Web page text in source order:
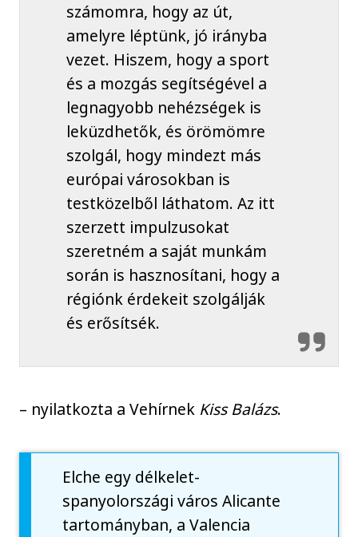
számomra, hogy az út,
amelyre léptünk, jó irányba
vezet. Hiszem, hogy a sport
és a mozgás segítségével a
legnagyobb nehézségek is
leküzdhetők, és örömömre
szolgál, hogy mindezt más
európai városokban is
testközelből láthatom. Az itt
szerzett impulzusokat
szeretném a saját munkám
során is hasznosítani, hogy a
régiónk érdekeit szolgálják
és erősítsék.
– nyilatkozta a Vehírnek Kiss Balázs.
Elche egy délkelet-
spanyolországi város Alicante
tartományban, a Valencia